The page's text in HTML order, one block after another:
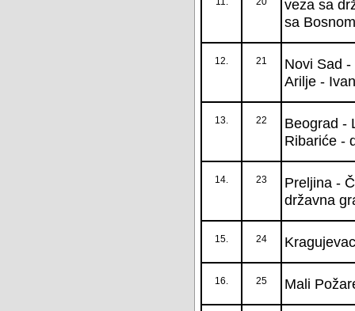
veza sa
sa
12. 21
Novi Sad
Arilje -
13. 22
Beograd -
Ribariće -
14. 23
Preljina -
državna
15. 24
16. 25 Mali